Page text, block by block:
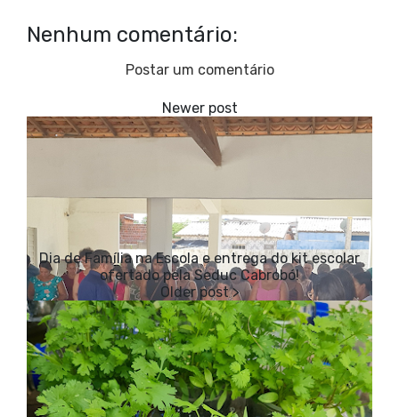
Nenhum comentário:
Postar um comentário
Dia de Família na Escola e entrega do kit escolar
ofertado pela Seduc Cabrobó!